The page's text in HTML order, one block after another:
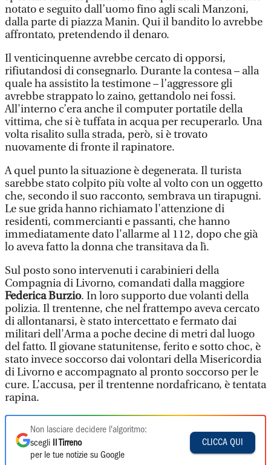
notato e seguito dall’uomo fino agli scali Manzoni,
dalla parte di piazza Manin. Qui il bandito lo avrebbe
affrontato, pretendendo il denaro.
Il venticinquenne avrebbe cercato di opporsi,
rifiutandosi di consegnarlo. Durante la contesa – alla
quale ha assistito la testimone – l’aggressore gli
avrebbe strappato lo zaino, gettandolo nei fossi.
All'interno c’era anche il computer portatile della
vittima, che si è tuffata in acqua per recuperarlo. Una
volta risalito sulla strada, però, si è trovato
nuovamente di fronte il rapinatore.
A quel punto la situazione è degenerata. Il turista
sarebbe stato colpito più volte al volto con un oggetto
che, secondo il suo racconto, sembrava un tirapugni.
Le sue grida hanno richiamato l'attenzione di
residenti, commercianti e passanti, che hanno
immediatamente dato l'allarme al 112, dopo che già
lo aveva fatto la donna che transitava da lì.
Sul posto sono intervenuti i carabinieri della
Compagnia di Livorno, comandati dalla maggiore
Federica Burzio. In loro supporto due volanti della
polizia. Il trentenne, che nel frattempo aveva cercato
di allontanarsi, è stato intercettato e fermato dai
militari dell'Arma a poche decine di metri dal luogo
del fatto. Il giovane statunitense, ferito e sotto choc, è
stato invece soccorso dai volontari della Misericordia
di Livorno e accompagnato al pronto soccorso per le
cure. L’accusa, per il trentenne nordafricano, è tentata
rapina.
Non lasciare decidere l'algoritmo:
scegli
Il Tirreno
per le tue notizie su Google
CLICCA QUI